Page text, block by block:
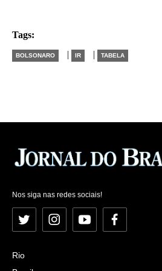
Tags:
BOLSONARO | IR | TABELA
Nos siga nas redes sociais!
Twitter InstagramYouTubeFacebook
Rio